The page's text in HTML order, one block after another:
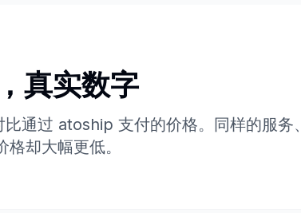
真实数字
通过 atoship 支付的价格。同样的服务、
却大幅更低。